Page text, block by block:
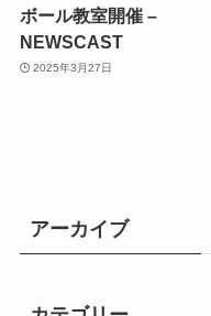
ボール教室開催 –
NEWSCAST
2025年3月27日
アーカイブ